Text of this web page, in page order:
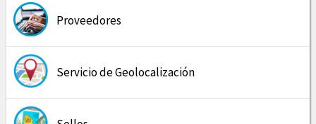
Proveedores
Servicio de Geolocalización